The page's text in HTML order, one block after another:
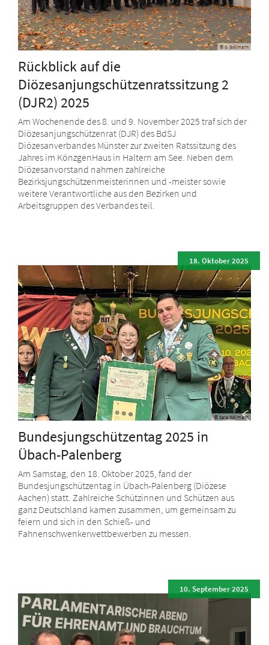
© S. Göllmann
Rückblick auf die
Diözesanjungschützenratssitzung 2
(DJR2) 2025
Am Wochenende des 8. und 9. November 2025 traf sich der
Diözesanjungschützenrat (DJR) des BdSJ
Diözesanverbandes Münster zur zweiten Ratssitzung des
Jahres im KönzgenHaus in Haltern am See. Neben dem
Diözesanvorstand nahmen zahlreiche
Bezirksjungschützenmeisterinnen und -meister sowie
weitere Verantwortliche aus den Bezirken und
Arbeitsgruppen des Verbandes teil.
© Sara Göllmann
Bundesjungschützentag 2025 in
Übach-Palenberg
18. Oktober 2025
Am Samstag, den 18. Oktober 2025, fand der
Bundesjungschützentag in Übach-Palenberg (Diözese
Aachen) statt. Zahlreiche Schützinnen und Schützen aus
ganz Deutschland kamen zusammen, um gemeinsam zu
feiern und sich in den Schieß- und
Fahnenschwenkerwettbewerben zu messen.
10. September 2025